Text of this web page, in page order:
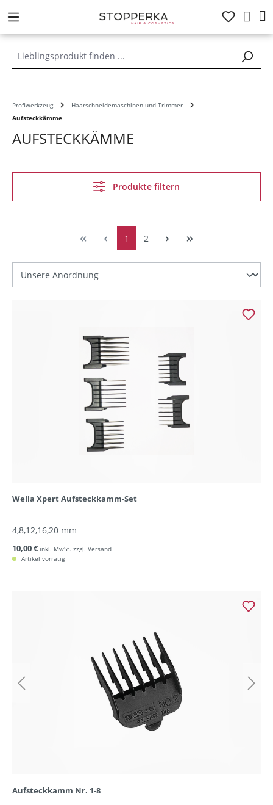
springen
Profiwerkzeug
Haarschneidemaschinen und Trimmer
Aufsteckkämme
AUFSTECKKÄMME
Produkte filtern
1 2
Wella Xpert Aufsteckkamm-Set
4,8,12,16,20 mm
10,00 € inkl. MwSt. zzgl. Versand
Artikel vorrätig
Aufsteckkamm Nr. 1-8